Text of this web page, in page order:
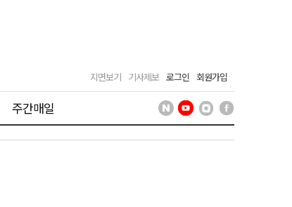
지면보기 기사제보 로그인 회원가입
주간매일